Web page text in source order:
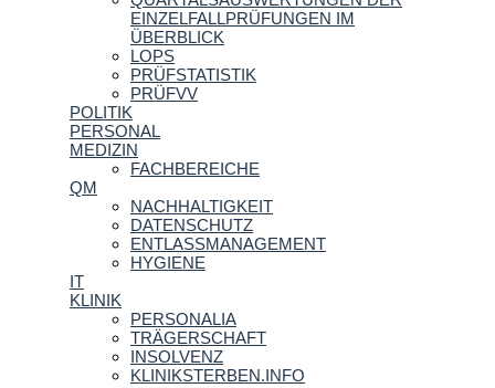
EINZELFALLPRÜFUNGEN IM
ÜBERBLICK
LOPS
PRÜFSTATISTIK
PRÜFVV
POLITIK
PERSONAL
MEDIZIN
FACHBEREICHE
QM
NACHHALTIGKEIT
DATENSCHUTZ
ENTLASSMANAGEMENT
HYGIENE
IT
KLINIK
PERSONALIA
TRÄGERSCHAFT
INSOLVENZ
KLINIKSTERBEN.INFO